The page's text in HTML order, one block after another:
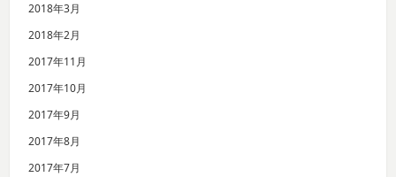
2018年3月
2018年2月
2017年11月
2017年10月
2017年9月
2017年8月
2017年7月